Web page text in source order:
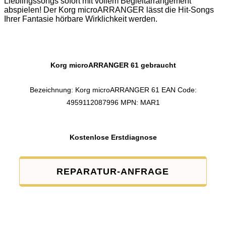
abspielen! Der Korg microARRANGER lässt die Hit-Songs
Ihrer Fantasie hörbare Wirklichkeit werden.
Korg microARRANGER 61 gebraucht
Bezeichnung: Korg microARRANGER 61 EAN Code:
4959112087996 MPN: MAR1
Kostenlose Erstdiagnose
REPARATUR-ANFRAGE